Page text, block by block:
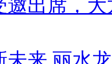
邀出席，